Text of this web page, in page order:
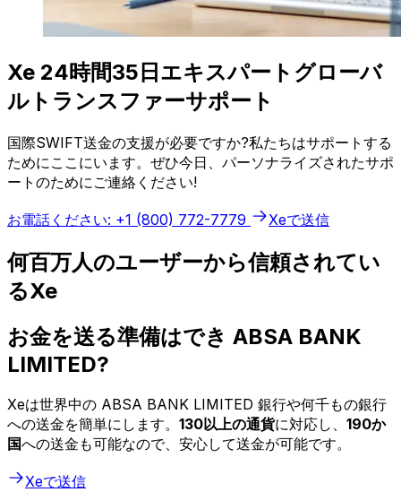
Xe 24時間35日エキスパートグローバ
ルトランスファーサポート
国際SWIFT送金の支援が必要ですか?私たちはサポートする
ためにここにいます。ぜひ今日、パーソナライズされたサポ
ートのためにご連絡ください!
お電話ください: +1 (800) 772-7779 Xeで送信
何百万人のユーザーから信頼されてい
るXe
お金を送る準備はでき ABSA BANK
LIMITED?
Xeは世界中の ABSA BANK LIMITED 銀行や何千もの銀行
への送金を簡単にします。 130以上の通貨に対応し、 190か
国への送金も可能なので、安心して送金が可能です。
Xeで送信